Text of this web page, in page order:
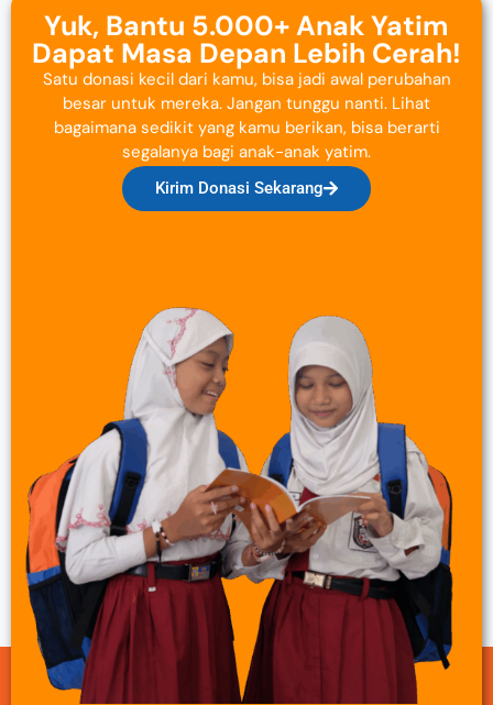
Yuk, Bantu 5.000+ Anak Yatim
Dapat Masa Depan Lebih Cerah!
Satu donasi kecil dari kamu, bisa jadi awal perubahan
besar untuk mereka. Jangan tunggu nanti. Lihat
bagaimana sedikit yang kamu berikan, bisa berarti
segalanya bagi anak-anak yatim.
Kirim Donasi Sekarang